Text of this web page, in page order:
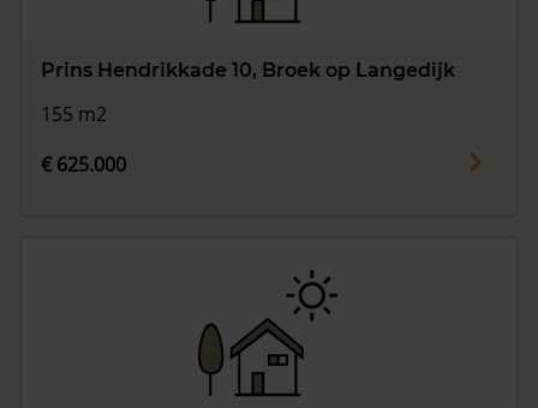
Prins Hendrikkade 10, Broek op Langedijk
155 m2
€ 625.000